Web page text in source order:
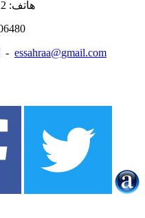
هاتف: 25000622 - 45250731 - 45255931
- essahraa@gmail.com